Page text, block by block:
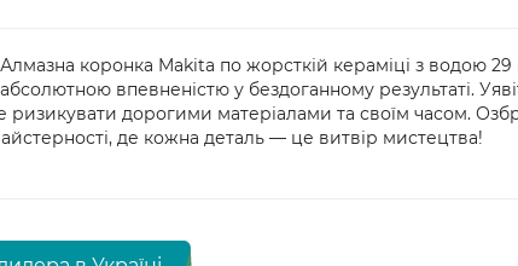
коронка Makita по жорсткій кераміці з водою
впевненістю у бездоганному результаті.
ризикувати дорогими матеріалами та своїм часом.
де кожна деталь — це витвір мистецтва!